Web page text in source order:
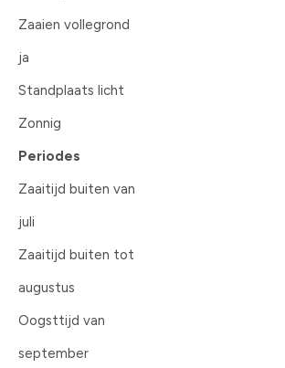
Zaaien vollegrond
ja
Standplaats licht
Zonnig
Periodes
Zaaitijd buiten van
juli
Zaaitijd buiten tot
augustus
Oogsttijd van
september